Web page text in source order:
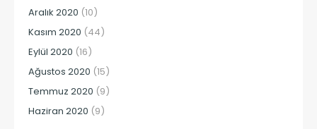
Aralık 2020 (10)
Kasım 2020 (44)
Eylül 2020 (16)
Ağustos 2020 (15)
Temmuz 2020 (9)
Haziran 2020 (9)